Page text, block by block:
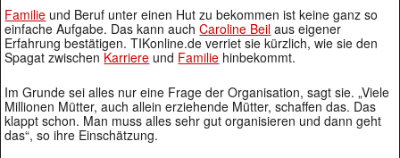
Familie und Beruf unter einen Hut zu bekommen ist keine ganz so
einfache Aufgabe. Das kann auchCaroline Beil aus eigener
Erfahrung bestätigen. TIKonline.de verriet sie kürzlich, wie sie den
Spagat zwischen Karriere und Familie hinbekommt.
Im Grunde sei alles nur eine Frage der Organisation, sagt sie. „Viele
Millionen Mütter, auch allein erziehende Mütter, schaffen das. Das
klappt schon. Man muss alles sehr gut organisieren und dann geht
das“, so ihre Einschätzung.